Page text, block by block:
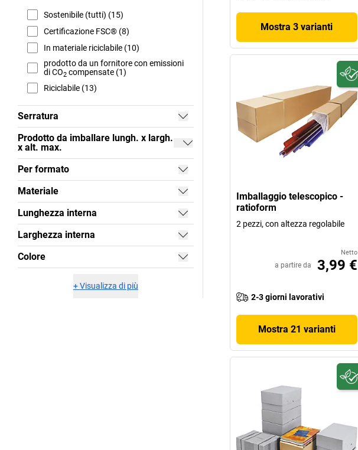
Sostenibile (tutti) (15)
Certificazione FSC® (8)
In materiale riciclabile (10)
prodotto da un fornitore con emissioni
di CO2 compensate (1)
Riciclabile (13)
Serratura
Prodotto da imballare lungh. x largh.
x alt. max.
Per formato
Materiale
Lunghezza interna
Larghezza interna
Colore
+Visualizza di più
Mostra 3 varianti
Imballaggio telescopico -
ratioform
2 pezzi, con altezza regolabile
Netto
a partire da 3,99 €
2-3 giorni lavorativi
Mostra 21 varianti